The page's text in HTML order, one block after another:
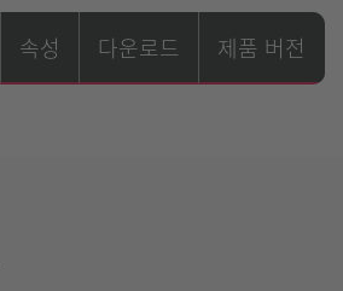
속성 다운로드 제품 버전